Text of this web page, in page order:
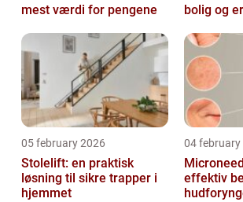
mest værdi for pengene
bolig og
05 february 2026
Stolelift: en praktisk
løsning til sikre trapper i
hjemmet
04 february
effektiv